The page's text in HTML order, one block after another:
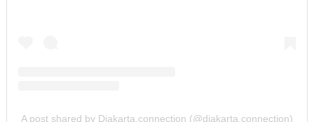
A post shared by Djakarta.connection (@djakarta.connection)